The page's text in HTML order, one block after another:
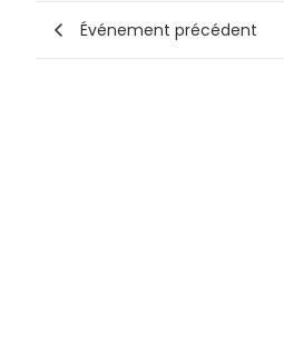
Événement précédent